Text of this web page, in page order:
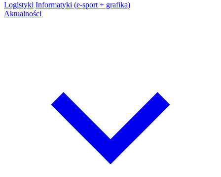
Logistyki Informatyki (e-sport + grafika)
Aktualności